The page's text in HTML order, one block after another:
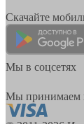
Скачайте
Мы в соцсетях
Мы принимаем